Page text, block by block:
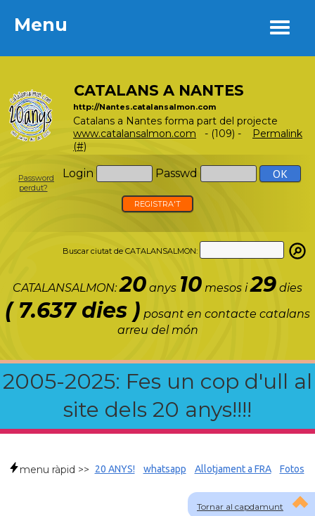
Menu
CATALANS A NANTES
http://Nantes.catalansalmon.com
Catalans a Nantes forma part del projecte
www.catalansalmon.com - (109) -
Permalink
(#)
Login Passwd
Password
perdut?
REGISTRA'T
Buscar ciutat de CATALANSALMON:
CATALANSALMON:20 anys 10 mesos i29 dies
( 7.637 dies ) posant en contacte catalans
arreu del món
2005-2025: Fes un cop d'ull al
site dels 20 anys!!!!
Menu
Tornar al capdamunt
menu ràpid >> 20 ANYS! whatsapp Allotjament a FRA Fotos